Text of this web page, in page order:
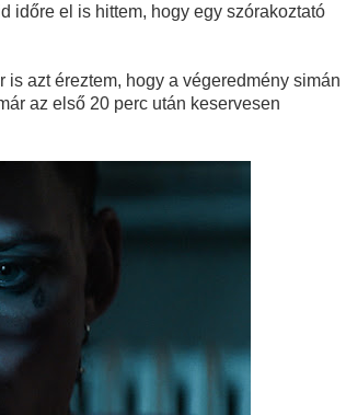
időre el is hittem, hogy egy szórakoztató
azt éreztem, hogy a végeredmény simán
az első 20 perc után keservesen